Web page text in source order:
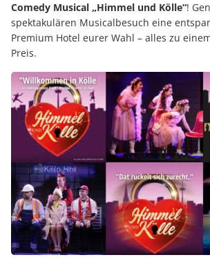
Comedy Musical „Himmel und Kölle“!
spektakulären Musicalbesuch eine
Premium Hotel eurer Wahl – alles zu
Preis.